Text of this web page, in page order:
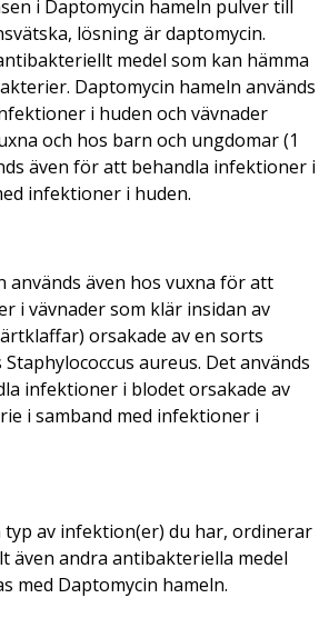
i Daptomycin hameln pulver till
lösning är daptomycin.
medel som kan hämma
Daptomycin hameln används
i huden och vävnader
och hos barn och ungdomar (1
även för att behandla infektioner i
infektioner i huden.
används även hos vuxna för att
i vävnader som klär insidan av
orsakade av en sorts
Staphylococcus aureus. Det används
infektioner i blodet orsakade av
i samband med infektioner i
typ av infektion(er) du har, ordinerar
även andra antibakteriella medel
med Daptomycin hameln.